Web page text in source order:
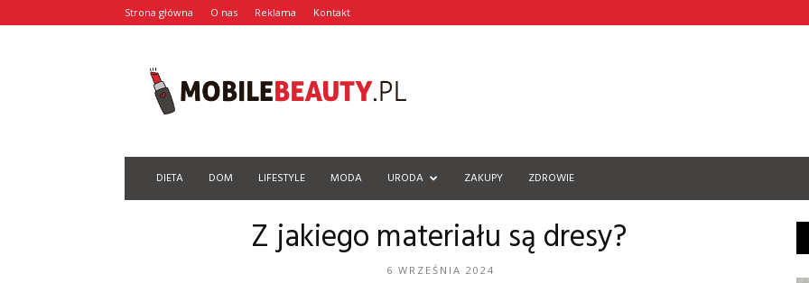
Strona główna O nas Reklama Kontakt
DIETA DOM LIFESTYLE MODA URODA ZAKUPY ZDROWIE
Z jakiego materiału są dresy?
6 WRZEŚNIA 2024